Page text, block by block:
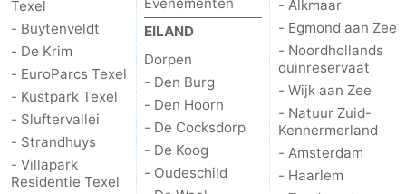
Molens
Uitkijkpunten
Attracties
-
Rondvaarten
-
Boerderijen
-
Texel
- Buytenveldt
- De Krim
- EuroParcs Texel
- Kustpark Texel
- Sluftervallei
- Strandhuys
- Villapark
Residentie Texel
EILAND
Dorpen
- Den Burg
- Den Hoorn
- De Cocksdorp
- De Koog
- Oudeschild
- Alkmaar
- Egmond aan Zee
- Noordhollands
duinreservaat
- Wijk aan Zee
- Natuur Zuid-
Kennermerland
- Amsterdam
- Haarlem